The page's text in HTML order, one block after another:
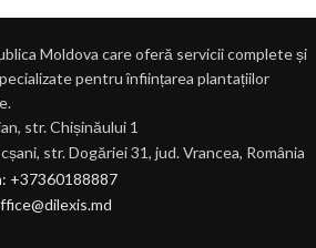
Moldova care oferă servicii complete și
pentru înființarea plantațiilor
str. Chișinăului 1
str. Dogăriei 31, jud. Vrancea, România
+37360188887